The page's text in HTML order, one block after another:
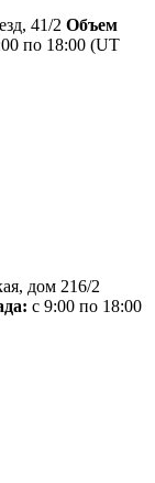
41/2 Объем
по 18:00 (UT
дом 216/2
с 9:00 по 18:00